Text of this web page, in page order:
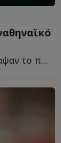
Έξι ποδοσφαιριστές της Κ17 υπέγραψαν το πρώτο επαγγελματικό σ...